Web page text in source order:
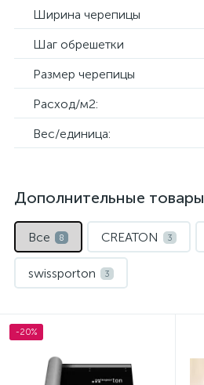
Ширина черепицы
Шаг обрешетки
Размер черепицы
Расход/м2:
Вес/единица:
Дополнительные товары
Все 8 CREATON 3
swissporton 3
-20%